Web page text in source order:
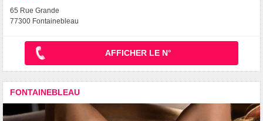
65 Rue Grande
77300 Fontainebleau
AFFICHER LE N°
FONTAINEBLEAU